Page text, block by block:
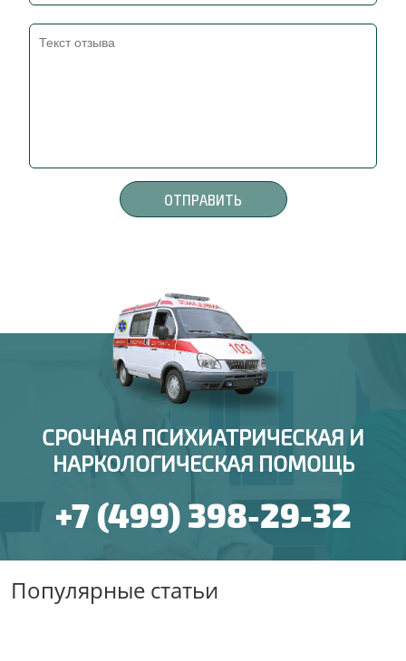
СРОЧНАЯ ПСИХИАТРИЧЕСКАЯ И
НАРКОЛОГИЧЕСКАЯ ПОМОЩЬ
+7 (499) 398-29-32
Популярные статьи